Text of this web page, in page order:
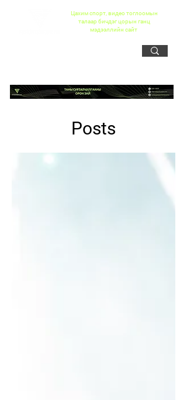
Цахим спорт, видео тоглоомын
талаар бичдэг цорын ганц
мэдээллийн сайт
Posts